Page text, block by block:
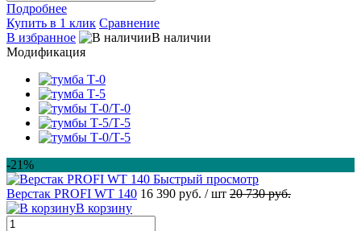
Подробнее
Купить в 1 клик Сравнение
В избранное
В наличии
Модификация
-21%
Быстрый просмотр
Верстак PROFI WT 140 16 390 руб. / шт 20 730 руб.
В корзину